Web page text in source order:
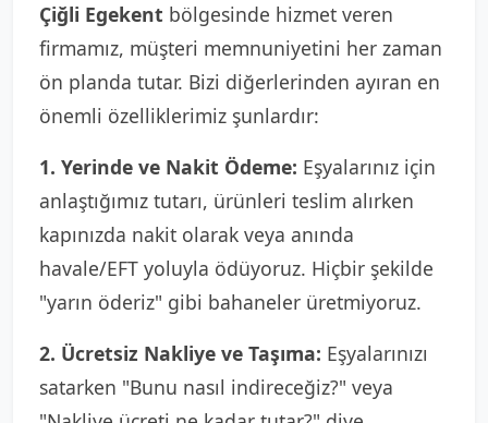
Çiğli Egekent bölgesinde hizmet veren
firmamız, müşteri memnuniyetini her zaman
ön planda tutar. Bizi diğerlerinden ayıran en
önemli özelliklerimiz şunlardır:
1. Yerinde ve Nakit Ödeme: Eşyalarınız için
anlaştığımız tutarı, ürünleri teslim alırken
kapınızda nakit olarak veya anında
havale/EFT yoluyla ödüyoruz. Hiçbir şekilde
"yarın öderiz" gibi bahaneler üretmiyoruz.
2. Ücretsiz Nakliye ve Taşıma: Eşyalarınızı
satarken "Bunu nasıl indireceğiz?" veya